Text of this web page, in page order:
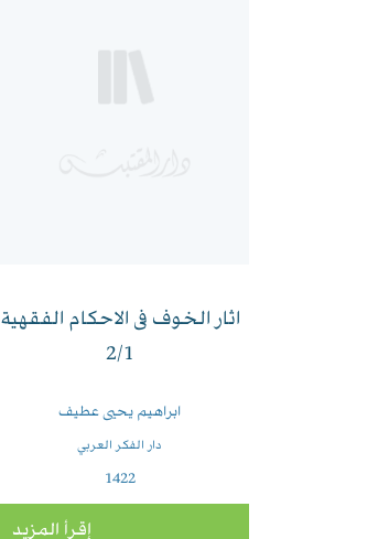
اثار الخوف فى الاحكام الفقهية
2/1
ابراهيم يحيى عطيف
دار الفكر العربي
1422
إقرأ المزيد